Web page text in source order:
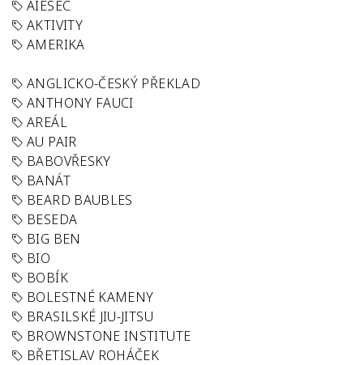
AIESEC
AKTIVITY
AMERIKA
ANGLICKO-ČESKÝ PŘEKLAD
ANTHONY FAUCI
AREÁL
AU PAIR
BABOVŘESKY
BANÁT
BEARD BAUBLES
BESEDA
BIG BEN
BIO
BOBÍK
BOLESTNÉ KAMENY
BRASILSKÉ JIU-JITSU
BROWNSTONE INSTITUTE
BŘETISLAV ROHÁČEK